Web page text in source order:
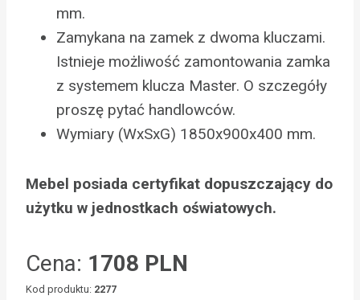
mm.
Zamykana na zamek z dwoma kluczami.
Istnieje możliwość zamontowania zamka
z systemem klucza Master. O szczegóły
proszę pytać handlowców.
Wymiary (WxSxG) 1850x900x400 mm.
Mebel posiada certyfikat dopuszczający do
użytku w jednostkach oświatowych.
Cena: 1708 PLN
Kod produktu: 2277